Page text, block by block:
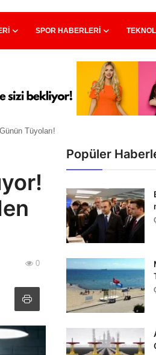
SPOR HABERLERI
Tüyoları!
0
Popüler